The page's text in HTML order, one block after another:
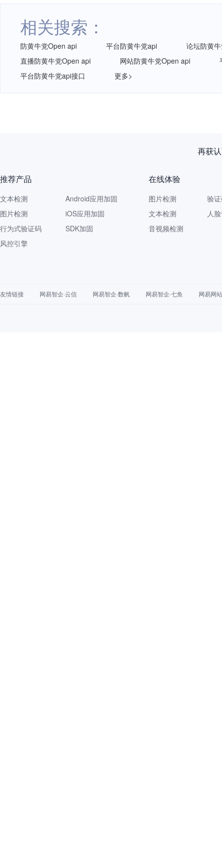
相关搜索：
防黄牛党Open api 平台防黄牛党api
论坛防黄
直播防黄牛党Open api
网站防黄牛党Open api
平台防黄牛党api接口
更多>
再获
推荐产品
文本检测
图片检测
行为式验证码
风控引擎
Android应用加固
iOS应用加固
SDK加固
在线体验
图片检测
文本检测
音视频检测
验
人
友情链接 网易智企·云信 网易智企·数帆 网易智企·七鱼 网易网